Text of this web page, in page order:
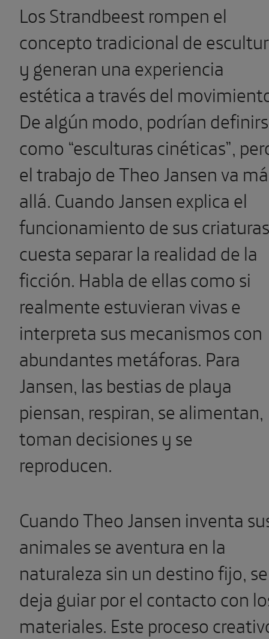
Los Strandbeest rompen el
concepto tradicional de
y generan una experiencia
estética a través del
De algún modo, podrían
como “esculturas cinéticas”,
el trabajo de Theo Jansen va
allá. Cuando Jansen explica el
funcionamiento de sus criaturas
cuesta separar la realidad de la
ficción. Habla de ellas como si
realmente estuvieran vivas e
interpreta sus mecanismos con
abundantes metáforas. Para
Jansen, las bestias de playa
piensan, respiran, se alimentan,
toman decisiones y se
reproducen.
Cuando Theo Jansen inventa
animales se aventura en la
naturaleza sin un destino fijo, se
deja guiar por el contacto con
materiales. Este proceso